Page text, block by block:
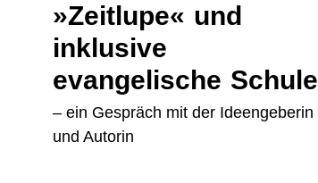
»Zeitlupe« und
inklusive
evangelische Schule
– ein Gespräch mit der Ideengeberin
und Autorin